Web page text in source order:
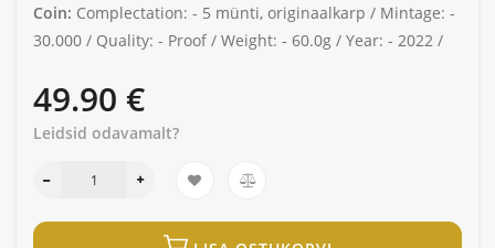
Coin: Complectation: - 5 münti, originaalkarp / Mintage: -
30.000 / Quality: - Proof / Weight: - 60.0g / Year: - 2022 /
49.90 €
Leidsid odavamalt?